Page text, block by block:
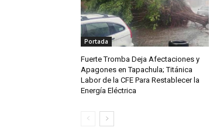
Portada
Fuerte Tromba Deja Afectaciones y
Apagones en Tapachula; Titánica
Labor de la CFE Para Restablecer la
Energía Eléctrica